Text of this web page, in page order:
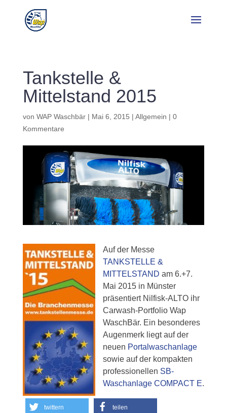
Tankstelle &
Mittelstand 2015
von WAP Waschbär| Mai 6, 2015 | Allgemein | 0
Kommentare
Auf der Messe
TANKSTELLE &
MITTELSTAND am 6.+7.
Mai 2015 in Münster
präsentiert Nilfisk-ALTO ihr
Carwash-Portfolio Wap
WaschBär. Ein besonderes
Augenmerk liegt auf der
neuen Portalwaschanlage
sowie auf der kompakten
professionellen SB-
Waschanlage COMPACT E.
twittern teilen